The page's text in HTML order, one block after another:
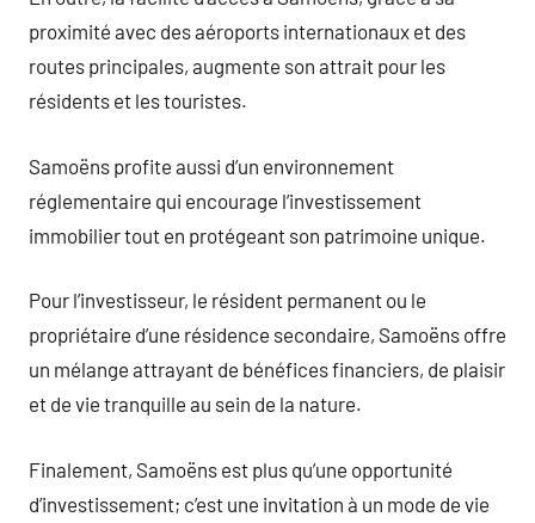
proximité avec des aéroports internationaux et des
routes principales, augmente son attrait pour les
résidents et les touristes.
Samoëns profite aussi d’un environnement
réglementaire qui encourage l’investissement
immobilier tout en protégeant son patrimoine unique.
Pour l’investisseur, le résident permanent ou le
propriétaire d’une résidence secondaire, Samoëns offre
un mélange attrayant de bénéfices financiers, de plaisir
et de vie tranquille au sein de la nature.
Finalement, Samoëns est plus qu’une opportunité
d’investissement; c’est une invitation à un mode de vie